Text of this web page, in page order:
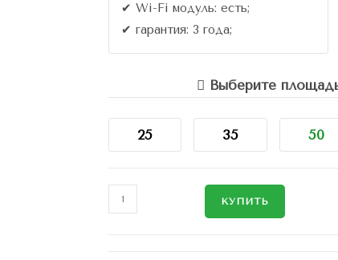
✔ Wi-Fi модуль: есть;
✔ гарантия: 3 года;
Выберите
25 35 50
КУПИТЬ